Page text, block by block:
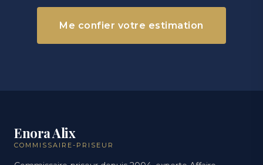
Me confier votre estimation
Enora Alix
COMMISSAIRE-PRISEUR